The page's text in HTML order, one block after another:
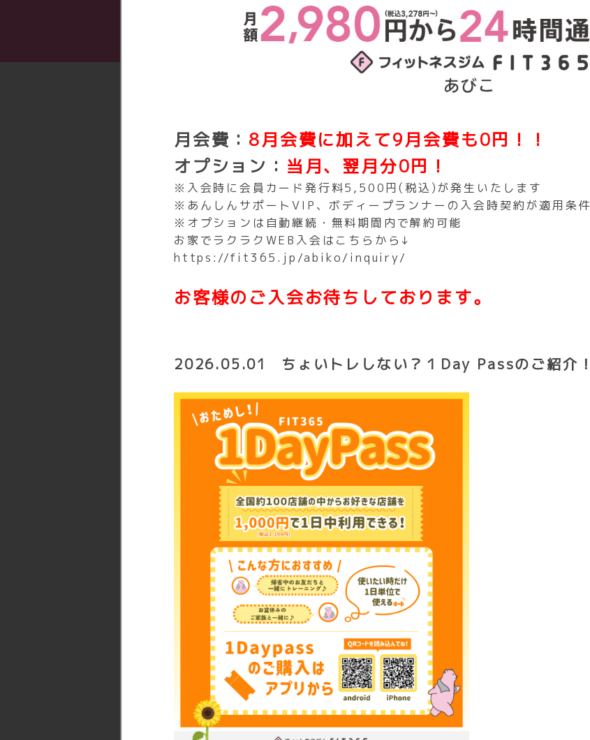
FIT365 あびこの
店舗情報
あびこ駅前ビル3・4階
御堂筋あびこ駅から徒歩1分
無
24時間
常駐時間
全日12:00-16:00 17:00-21:00
※毎週月曜日、金曜日はノースタッフデイ
月会費： 8月会費に加えて9月会費も0円！！
オプション： 当月、翌月分0円！
※入会時に会員カード発行料5,500円(税込)が発生いたします
※あんしんサポートVIP、ボディープランナーの入会時契約が適用条件
※オプションは自動継続・無料期間内で解約可能
お家でラクラクWEB入会はこちらから↓
https://fit365.jp/abiko/inquiry/
お客様のご入会お待ちしております。
2026.05.01 ちょいトレしない？１Day Passのご紹介！